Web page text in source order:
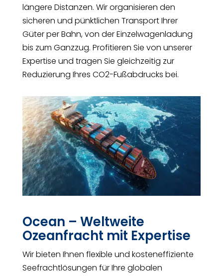
längere Distanzen. Wir organisieren den
sicheren und pünktlichen Transport Ihrer
Güter per Bahn, von der Einzelwagenladung
bis zum Ganzzug. Profitieren Sie von unserer
Expertise und tragen Sie gleichzeitig zur
Reduzierung Ihres CO2-Fußabdrucks bei.
Ocean – Weltweite
Ozeanfracht mit Expertise
Wir bieten Ihnen flexible und kosteneffiziente
Seefrachtlösungen für Ihre globalen